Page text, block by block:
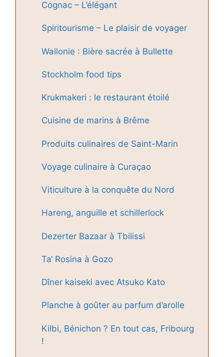
Cognac – L’élégant
Spiritourisme – Le plaisir de voyager
Wallonie : Bière sacrée à Bullette
Stockholm food tips
Krukmakeri : le restaurant étoilé
Cuisine de marins à Brême
Produits culinaires de Saint-Marin
Voyage culinaire à Curaçao
Viticulture à la conquête du Nord
Hareng, anguille et schillerlock
Dezerter Bazaar à Tbilissi
Ta‘ Rosina à Gozo
Dîner kaiseki avec Atsuko Kato
Planche à goûter au parfum d’arolle
Kilbi, Bénichon ? En tout cas, Fribourg
!